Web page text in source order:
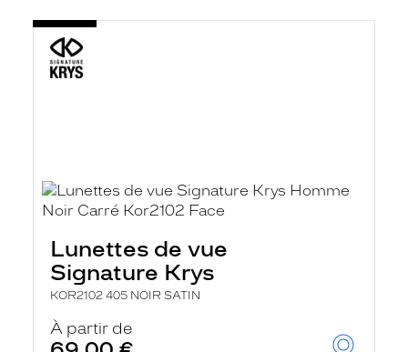
Lunettes de vue
Signature Krys
KOR2102 405 NOIR SATIN
À partir de